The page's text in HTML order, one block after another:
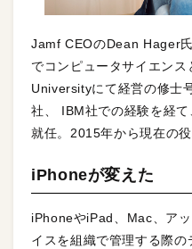
Jamf CEOのDean Hager
でコンピュータサイエン
Universityにて経営の修士
社、 IBM社での経験を経
就任。2015年から現在の役
iPhoneが変えた
iPhoneやiPad、Mac、ア
イスを組織で管理する際